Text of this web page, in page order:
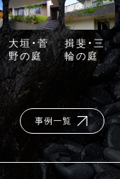
大垣・菅
野の庭
揖斐・三
輪の庭
事例一覧